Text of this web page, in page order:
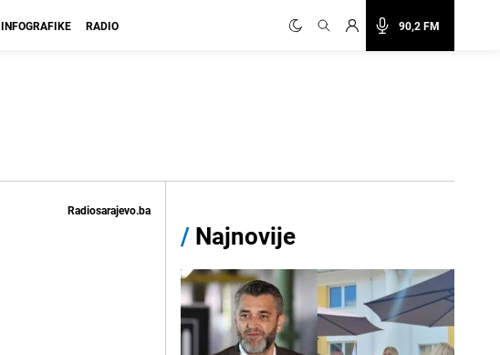
90,2 FM
INFOGRAFIKE RADIO
Radiosarajevo.ba
/ Najnovije